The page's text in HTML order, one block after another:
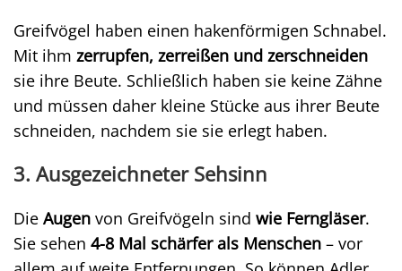
Greifvögel haben einen hakenförmigen Schnabel.
Mit ihm zerrupfen, zerreißen und zerschneiden
sie ihre Beute. Schließlich haben sie keine Zähne
und müssen daher kleine Stücke aus ihrer Beute
schneiden, nachdem sie sie erlegt haben.
3. Ausgezeichneter Sehsinn
Die Augen von Greifvögeln sind wie Ferngläser.
Sie sehen 4-8 Mal schärfer als Menschen – vor